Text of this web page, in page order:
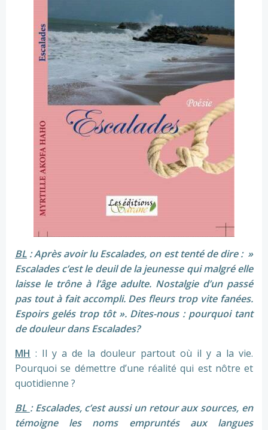
BL : Après avoir lu Escalades, on est tenté de dire : »
Escalades c’est le deuil de la jeunesse qui malgré elle
laisse le trône à l’âge adulte. Nostalgie d’un passé
pas tout à fait accompli. Des fleurs trop vite fanées.
Espoirs gelés trop tôt ». Dites-nous : pourquoi tant
de douleur dans Escalades?
MH : Il y a de la douleur partout où il y a la vie.
Pourquoi se démettre d’une réalité qui est nôtre et
quotidienne ?
BL : Escalades, c’est aussi un retour aux sources, en
témoigne les noms empruntés aux langues